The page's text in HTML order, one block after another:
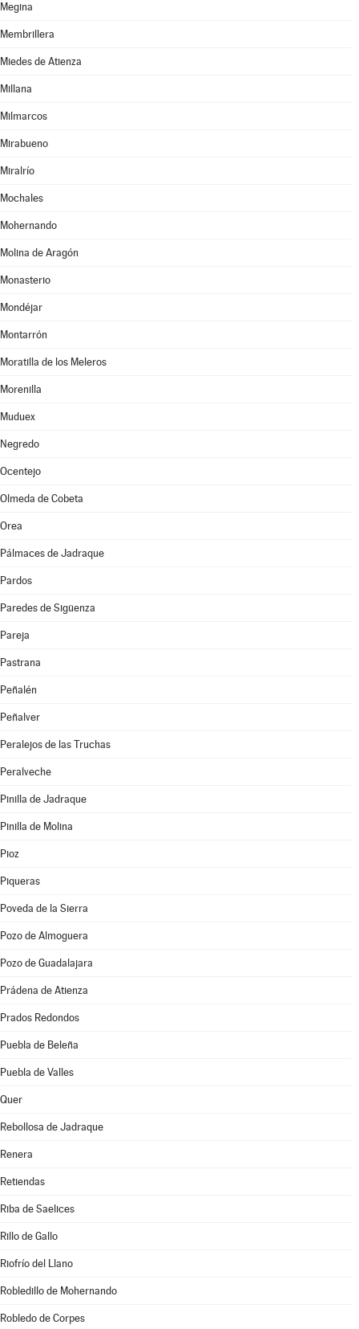
Megina
Membrillera
Miedes de Atienza
Millana
Milmarcos
Mirabueno
Miralrío
Mochales
Mohernando
Molina de Aragón
Monasterio
Mondéjar
Montarrón
Moratilla de los Meleros
Morenilla
Muduex
Negredo
Ocentejo
Olmeda de Cobeta
Orea
Pálmaces de Jadraque
Pardos
Paredes de Sigüenza
Pareja
Pastrana
Peñalén
Peñalver
Peralejos de las Truchas
Peralveche
Pinilla de Jadraque
Pinilla de Molina
Pioz
Piqueras
Poveda de la Sierra
Pozo de Almoguera
Pozo de Guadalajara
Prádena de Atienza
Prados Redondos
Puebla de Beleña
Puebla de Valles
Quer
Rebollosa de Jadraque
Renera
Retiendas
Riba de Saelices
Rillo de Gallo
Riofrío del Llano
Robledillo de Mohernando
Robledo de Corpes